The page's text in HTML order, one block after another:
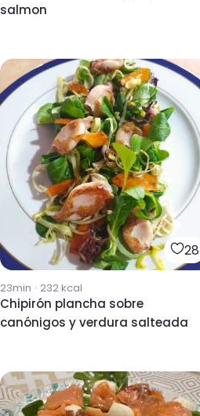
salmon
28
23min · 232kcal
Chipirón plancha sobre
canónigos y verdura salteada